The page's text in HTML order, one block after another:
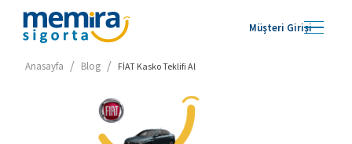
Müşteri Girişi
Anasayfa / Blog / FİAT Kasko Teklifi Al